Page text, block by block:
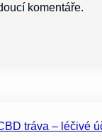
komentáře.
tráva – léčivé